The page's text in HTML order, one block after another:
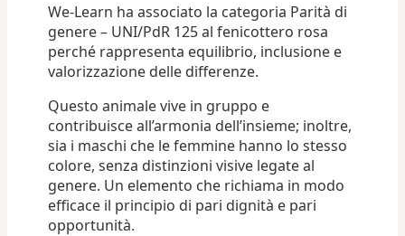
We-Learn ha associato la categoria Parità di
genere – UNI/PdR 125 al fenicottero rosa
perché rappresenta equilibrio, inclusione e
valorizzazione delle differenze.
Questo animale vive in gruppo e
contribuisce all’armonia dell’insieme; inoltre,
sia i maschi che le femmine hanno lo stesso
colore, senza distinzioni visive legate al
genere. Un elemento che richiama in modo
efficace il principio di pari dignità e pari
opportunità.